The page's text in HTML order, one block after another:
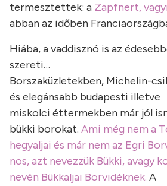
termesztettek: a Zapfnert,
abban az időben
Hiába, a vaddisznó is az
szereti…
Borszaküzletekben, Michelin-
és elegánsabb budapesti illetve
miskolci éttermekben már jól
bükki borokat. Ami még nem a
hegyaljai és már nem az Egri
nos, azt nevezzük Bükki, avagy
nevén Bükkaljai Borvidéknek. A